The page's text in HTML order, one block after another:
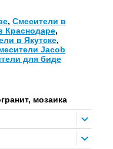
мозаика
, Смесители в
Краснодаре,
в Якутске,
Jacob
для биде